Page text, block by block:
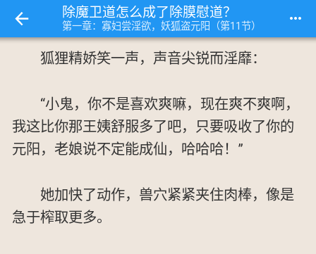
除魔卫道怎么成了除膜慰道？
第一章：寡妇尝淫欲，妖狐盗元阳（第11节） more_horiz
狐狸精娇笑一声，声音尖锐而淫靡：
“小鬼，你不是喜欢爽嘛，现在爽不爽啊，
我这比你那王姨舒服多了吧，只要吸收了你的
元阳，老娘说不定能成仙，哈哈哈！”
她加快了动作，兽穴紧紧夹住肉棒，像是
急于榨取更多。